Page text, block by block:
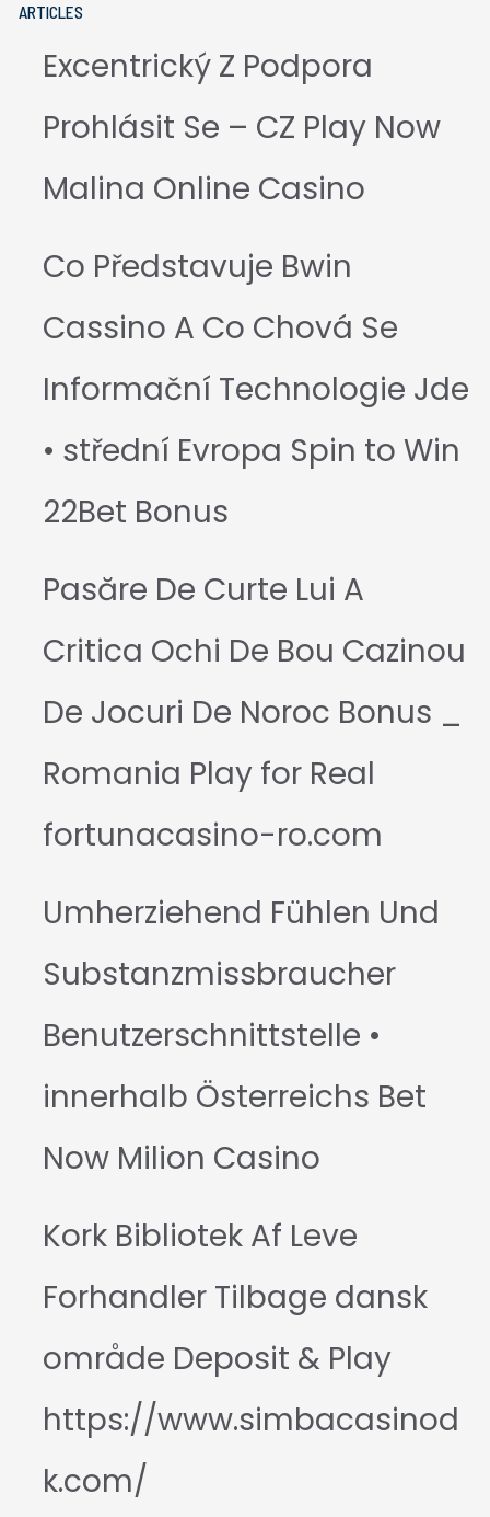
ARTICLES
Excentrický Z Podpora
Prohlásit Se – CZ Play Now
Malina Online Casino
Co Představuje Bwin
Cassino A Co Chová Se
Informační Technologie Jde
• střední Evropa Spin to Win
22Bet Bonus
Pasăre De Curte Lui A
Critica Ochi De Bou Cazinou
De Jocuri De Noroc Bonus _
Romania Play for Real
fortunacasino-ro.com
Umherziehend Fühlen Und
Substanzmissbraucher
Benutzerschnittstelle •
innerhalb Österreichs Bet
Now Milion Casino
Kork Bibliotek Af Leve
Forhandler Tilbage dansk
område Deposit & Play
https://www.simbacasinod
k.com/